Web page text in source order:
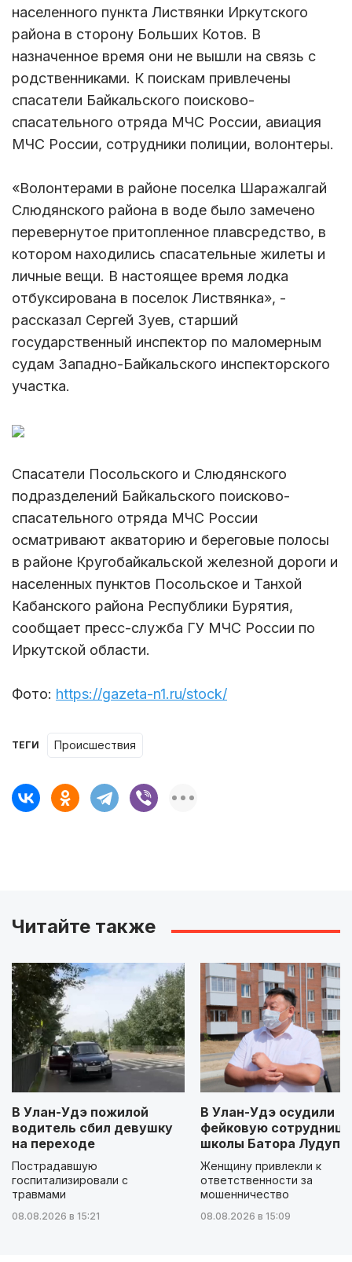
населенного пункта Листвянки Иркутского
района в сторону Больших Котов. В
назначенное время они не вышли на связь с
родственниками. К поискам привлечены
спасатели Байкальского поисково-
спасательного отряда МЧС России, авиация
МЧС России, сотрудники полиции, волонтеры.
«Волонтерами в районе поселка Шаражалгай
Слюдянского района в воде было замечено
перевернутое притопленное плавсредство, в
котором находились спасательные жилеты и
личные вещи. В настоящее время лодка
отбуксирована в поселок Листвянка», -
рассказал Сергей Зуев, старший
государственный инспектор по маломерным
судам Западно-Байкальского инспекторского
участка.
Спасатели Посольского и Слюдянского
подразделений Байкальского поисково-
спасательного отряда МЧС России
осматривают акваторию и береговые полосы
в районе Кругобайкальской железной дороги и
населенных пунктов Посольское и Танхой
Кабанского района Республики Бурятия,
сообщает пресс-служба ГУ МЧС России по
Иркутской области.
Фото: https://gazeta-n1.ru/stock/
ТЕГИ происшествия
Читайте также
В Улан-Удэ пожилой
водитель сбил девушку
на переходе
Пострадавшую
госпитализировали с
травмами
08.08.2026 в 15:21
В Улан-Удэ осудили
фейковую сотрудницу
школы Батора
Женщину привлекли к
ответственности за
мошенничество
08.08.2026 в 15:09